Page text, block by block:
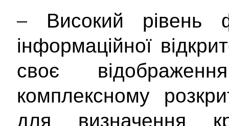
– Високий рівень
інформаційної
своє
комплексному
для визначення